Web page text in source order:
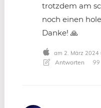
trotzdem am
noch einen
Danke! 🙏
am 2. März 2024
Antworten